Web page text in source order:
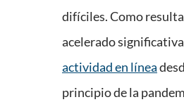
difíciles. Como
acelerado
actividad en línea
principio de la